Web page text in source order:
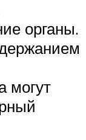
органы.
могут